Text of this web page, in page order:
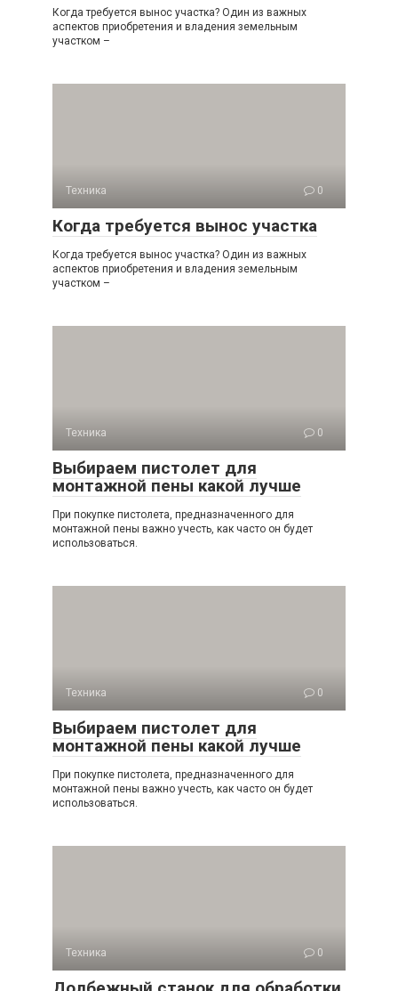
Когда требуется вынос участка? Один из важных
аспектов приобретения и владения земельным
участком –
Техника 0
Когда требуется вынос участка
Когда требуется вынос участка? Один из важных
аспектов приобретения и владения земельным
участком –
Техника 0
Выбираем пистолет для
монтажной пены какой лучше
При покупке пистолета, предназначенного для
монтажной пены важно учесть, как часто он будет
использоваться.
Техника 0
Выбираем пистолет для
монтажной пены какой лучше
При покупке пистолета, предназначенного для
монтажной пены важно учесть, как часто он будет
использоваться.
Техника 0